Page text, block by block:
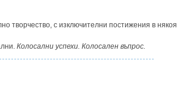
творчество, с изключителни постижения в някоя
Колосални успехи. Колосален въпрос.